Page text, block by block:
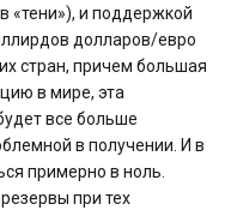
«тени»), и поддержкой
долларов/евро
стран, причем большая
в мире, эта
все больше
в получении. И в
примерно в ноль.
при тех